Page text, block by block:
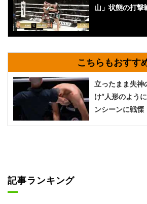
山」状態の打撃
立ったまま失神
け“人形のよう
ンシーンに戦慄
記事ランキング